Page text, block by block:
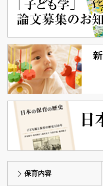
保育内容